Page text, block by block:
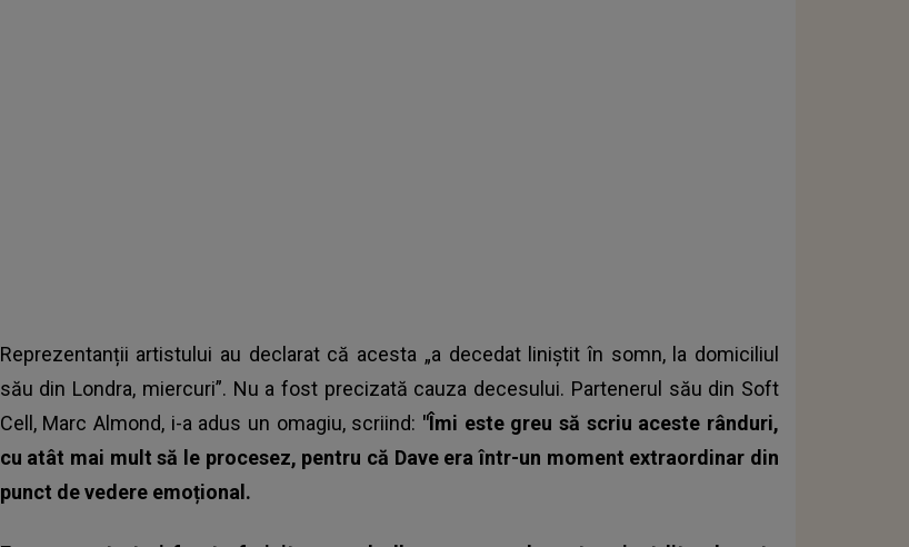
Reprezentanții artistului au declarat că acesta „a decedat liniștit în somn, la domiciliul
său din Londra, miercuri”. Nu a fost precizată cauza decesului. Partenerul său din Soft
Cell, Marc Almond, i-a adus un omagiu, scriind: "Îmi este greu să scriu aceste rânduri,
cu atât mai mult să le procesez, pentru că Dave era într-un moment extraordinar din
punct de vedere emoțional.